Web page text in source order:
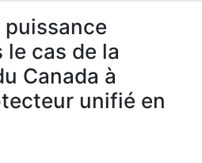
le cas de la
Canada à
unifié en